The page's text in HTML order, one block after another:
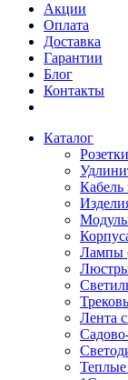
Акции
Оплата
Доставка
Гарантии
Блог
Контакты
Каталог
Кабель
Лампы
Лента